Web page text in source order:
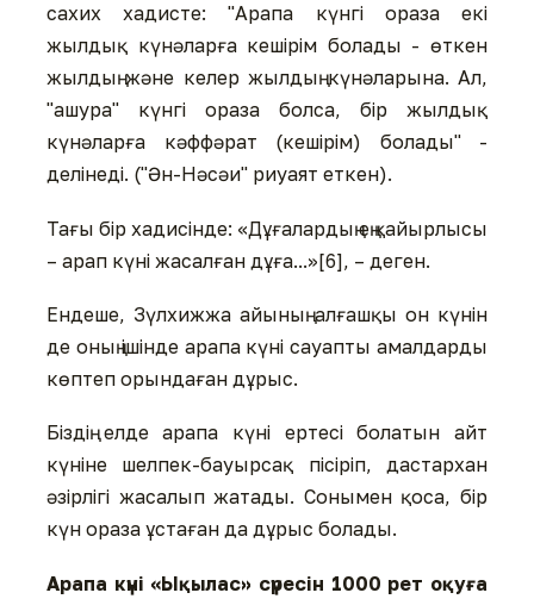
сахих хадисте: "Арапа күнгі ораза екі
жылдық күнәларға кешірім болады - өткен
жылдың және келер жылдың күнәларына. Ал,
"ашура" күнгі ораза болса, бір жылдық
күнәларға кәффәрат (кешірім) болады" -
делінеді. ("Ән-Нәсәи" риуаят еткен).
Тағы бір хадисінде: «Дұғалардың ең қайырлысы
– арап күні жасалған дұға...»[6], – деген.
Ендеше, Зүлхижжа айының алғашқы он күнін
де оның ішінде арапа күні сауапты амалдарды
көптеп орындаған дұрыс.
Біздің елде арапа күні ертесі болатын айт
күніне шелпек-бауырсақ пісіріп, дастархан
әзірлігі жасалып жатады. Сонымен қоса, бір
күн ораза ұстаған да дұрыс болады.
Арапа күні «Ықылас» сүресін 1000 рет оқуға